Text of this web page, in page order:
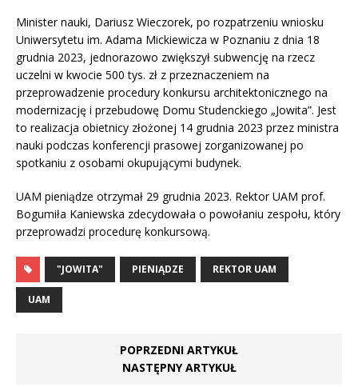
Minister nauki, Dariusz Wieczorek, po rozpatrzeniu wniosku
Uniwersytetu im. Adama Mickiewicza w Poznaniu z dnia 18
grudnia 2023, jednorazowo zwiększył subwencję na rzecz
uczelni w kwocie 500 tys. zł z przeznaczeniem na
przeprowadzenie procedury konkursu architektonicznego na
modernizację i przebudowę Domu Studenckiego „Jowita”. Jest
to realizacja obietnicy złożonej 14 grudnia 2023 przez ministra
nauki podczas konferencji prasowej zorganizowanej po
spotkaniu z osobami okupującymi budynek.
UAM pieniądze otrzymał 29 grudnia 2023. Rektor UAM prof.
Bogumiła Kaniewska zdecydowała o powołaniu zespołu, który
przeprowadzi procedurę konkursową.
"JOWITA" PIENIĄDZE REKTOR UAM
UAM
POPRZEDNI ARTYKUŁ
NASTĘPNY ARTYKUŁ